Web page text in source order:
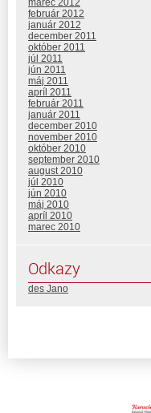
február 2012
január 2012
december 2011
október 2011
júl 2011
jún 2011
máj 2011
apríl 2011
február 2011
január 2011
december 2010
november 2010
október 2010
september 2010
august 2010
júl 2010
jún 2010
máj 2010
apríl 2010
marec 2010
Odkazy
des Jano